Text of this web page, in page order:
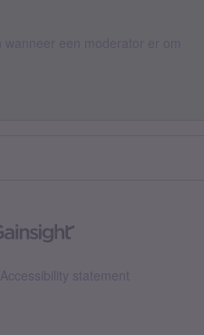
Accessibility statement